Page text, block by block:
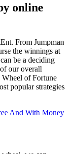
online
From Jumpman
the winnings at
be a deciding
our overall
of Fortune
popular strategies
And With Money